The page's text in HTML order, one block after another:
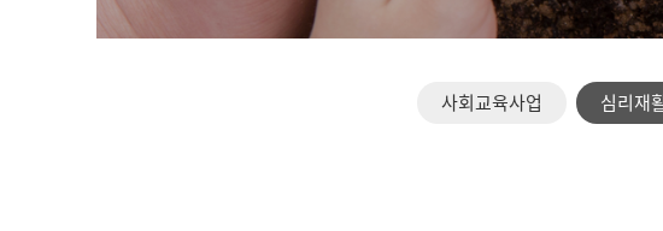
사회교육사업 심리재